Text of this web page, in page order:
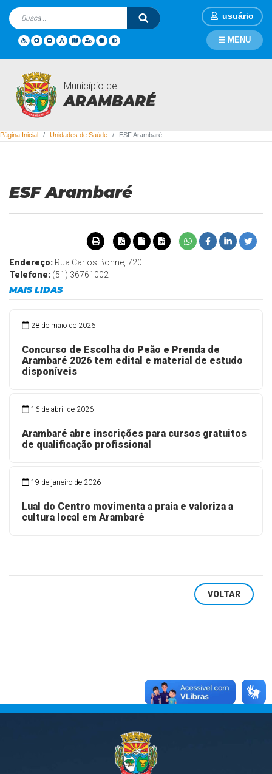
usuário
Município de
ARAMBARÉ
MENU
Unidades de Saúde
Página Inicial Unidades de Saúde ESF Arambaré
ESF Arambaré
Endereço: Rua Carlos Bohne, 720
Telefone: (51) 36761002
MAIS LIDAS
28 de maio de 2026
Concurso de Escolha do Peão e Prenda de
Arambaré 2026 tem edital e material de estudo
disponíveis
16 de abril de 2026
Arambaré abre inscrições para cursos gratuitos
de qualificação profissional
19 de janeiro de 2026
Lual do Centro movimenta a praia e valoriza a
cultura local em Arambaré
VOLTAR